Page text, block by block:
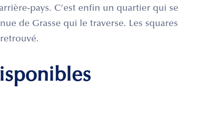
pays. C’est enfin un quartier qui se
de Grasse qui le traverse. Les squares